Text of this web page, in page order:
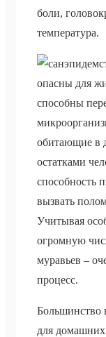
боли,
температура.
опасны для
способны
обитающие в
остатками
способность
вызвать
Учитывая
огромную
муравьев –
процесс.
Большинство
для